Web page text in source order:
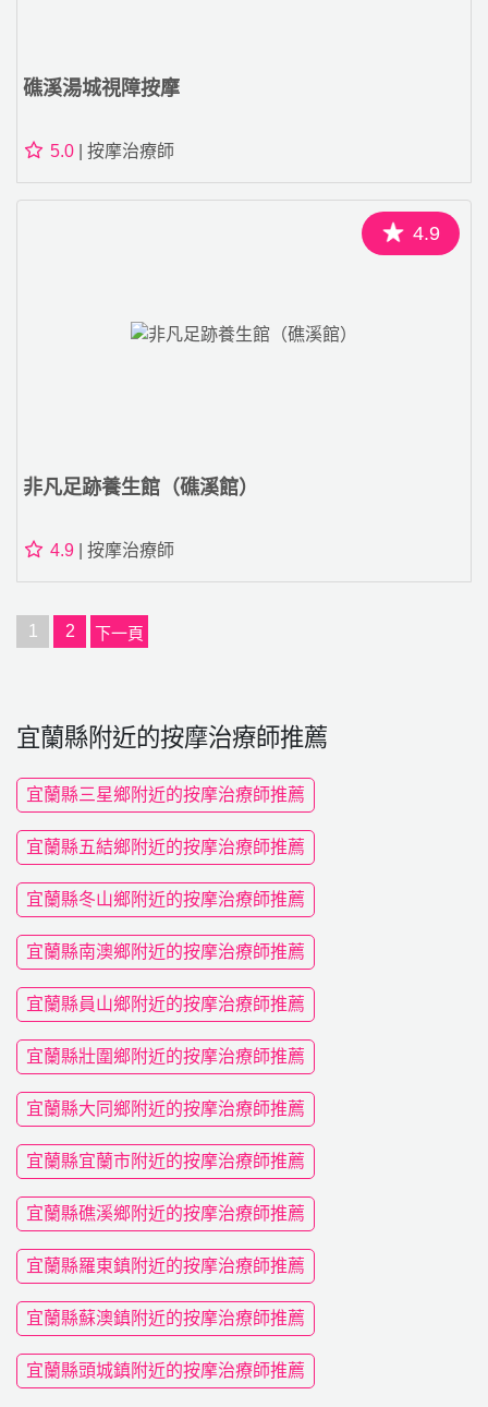
礁溪湯城視障按摩
5.0 | 按摩治療師
4.9
非凡足跡養生館（礁溪館）
4.9 | 按摩治療師
1 2 下一頁
宜蘭縣附近的按摩治療師推薦
宜蘭縣三星鄉附近的按摩治療師推薦
宜蘭縣五結鄉附近的按摩治療師推薦
宜蘭縣冬山鄉附近的按摩治療師推薦
宜蘭縣南澳鄉附近的按摩治療師推薦
宜蘭縣員山鄉附近的按摩治療師推薦
宜蘭縣壯圍鄉附近的按摩治療師推薦
宜蘭縣大同鄉附近的按摩治療師推薦
宜蘭縣宜蘭市附近的按摩治療師推薦
宜蘭縣礁溪鄉附近的按摩治療師推薦
宜蘭縣羅東鎮附近的按摩治療師推薦
宜蘭縣蘇澳鎮附近的按摩治療師推薦
宜蘭縣頭城鎮附近的按摩治療師推薦